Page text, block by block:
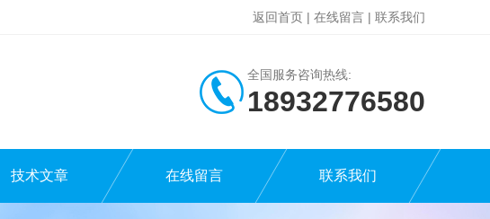
返回首页 | 在线留言 | 联系我们
全国服务咨询热线:
18932776580
技术文章 在线留言 联系我们